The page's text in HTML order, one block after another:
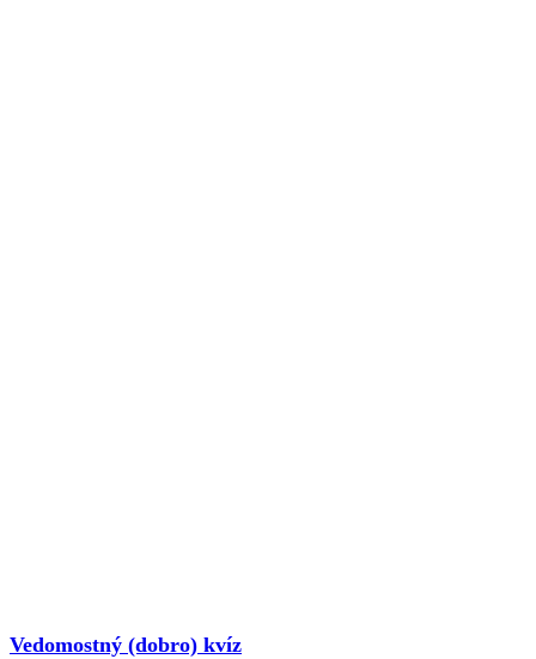
Vedomostný (dobro) kvíz